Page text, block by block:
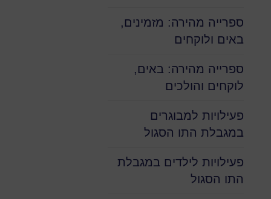
ספרייה מהירה: מזמינים,
באים ולוקחים
ספרייה מהירה: באים,
לוקחים והולכים
פעילויות למבוגרים
במגבלת התו הסגול
פעילויות לילדים במגבלת
התו הסגול